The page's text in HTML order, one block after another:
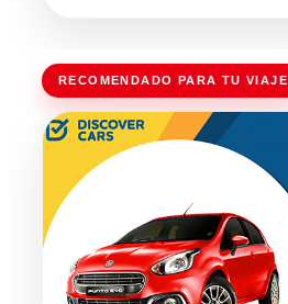
RECOMENDADO PARA TU VIAJE